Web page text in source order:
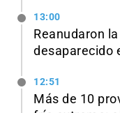
13:00
Reanudaron
desaparecido
12:51
Más de 10